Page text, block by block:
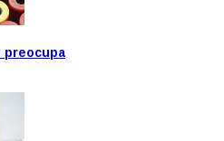
preocupa